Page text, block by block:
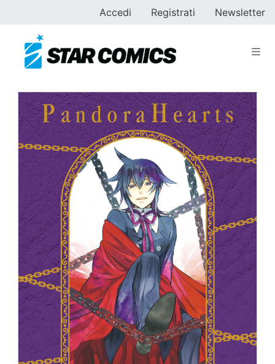
Accedi Registrati Newsletter